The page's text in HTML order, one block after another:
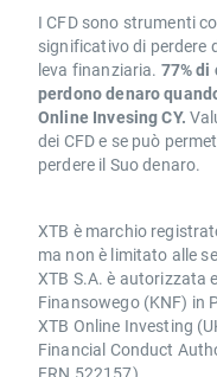
I CFD sono strumenti
significativo di perdere
leva finanziaria. 77%
perdono denaro
Online Invesing CY.
dei CFD e se può
perdere il Suo denaro.
XTB è marchio
ma non è limitato alle
XTB S.A. è autorizzata
Finansowego (KNF) in
XTB Online Investing
Financial Conduct
FRN 522157)